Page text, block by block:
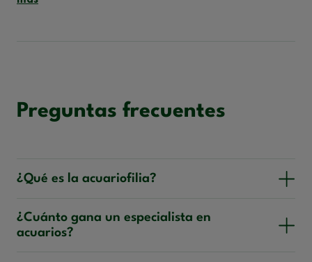
Preguntas frecuentes
¿Qué es la acuariofilia?
¿Cuánto gana un especialista en
acuarios?